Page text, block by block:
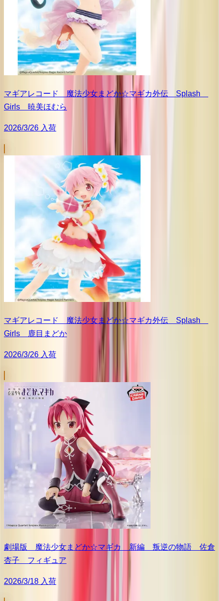
マギアレコード 魔法少女まどか☆マギカ外伝 Splash
Girls 暁美ほむら
2026/3/26 入荷
マギアレコード 魔法少女まどか☆マギカ外伝 Splash
Girls 鹿目まどか
2026/3/26 入荷
劇場版 魔法少女まどか☆マギカ 新編 叛逆の物語 佐倉
杏子 フィギュア
2026/3/18 入荷